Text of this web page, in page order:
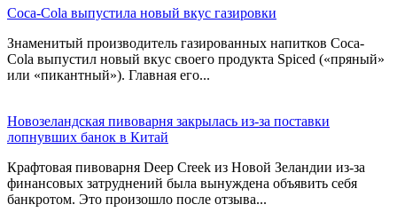
Coca-Cola выпустила новый вкус газировки
Знаменитый производитель газированных напитков Coca-
Cola выпустил новый вкус своего продукта Spiced («пряный»
или «пикантный»). Главная его...
Новозеландская пивоварня закрылась из-за поставки
лопнувших банок в Китай
Крафтовая пивоварня Deep Creek из Новой Зеландии из-за
финансовых затруднений была вынуждена объявить себя
банкротом. Это произошло после отзыва...